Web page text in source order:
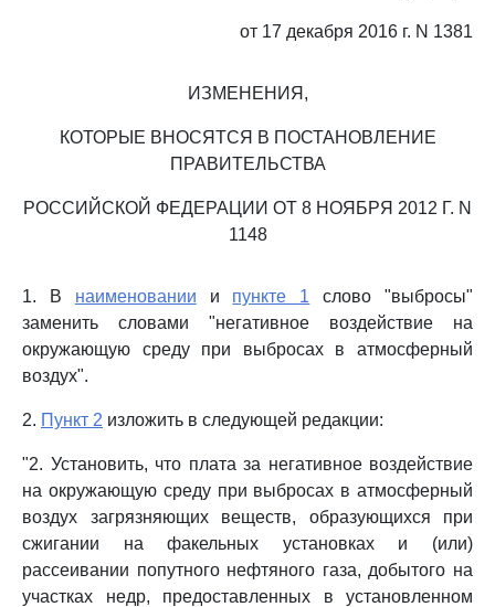
от 17 декабря 2016 г. N 1381
ИЗМЕНЕНИЯ,
КОТОРЫЕ ВНОСЯТСЯ В ПОСТАНОВЛЕНИЕ
ПРАВИТЕЛЬСТВА
РОССИЙСКОЙ ФЕДЕРАЦИИ ОТ 8 НОЯБРЯ 2012 Г. N
1148
1. В наименовании и пункте 1 слово "выбросы"
заменить словами "негативное воздействие на
окружающую среду при выбросах в атмосферный
воздух".
2. Пункт 2 изложить в следующей редакции:
"2. Установить, что плата за негативное воздействие
на окружающую среду при выбросах в атмосферный
воздух загрязняющих веществ, образующихся при
сжигании на факельных установках и (или)
рассеивании попутного нефтяного газа, добытого на
участках недр, предоставленных в установленном